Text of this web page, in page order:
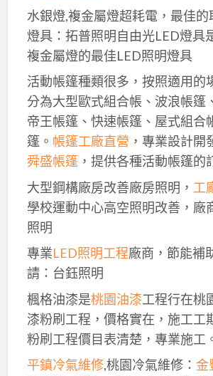
水銀燈,複金屬燈超耗電，最佳的
燈具：拓普照明自由光LED燈具
複金屬燈的最佳LED照明燈具
活動帳篷種類很多，按照適用的
分為大型歐式組合帳、波浪帳篷
帝王帳篷、快速帳篷、屋式組合
篷。 帳篷工廠直營 ，專業設計開
舜盛帳篷，提供各種活動帳篷的
大型鋼構廠房改善廠房照明， 工
學校運動中心高空照明改善，廠
照明
專業LED照明工程廠商，節能補
請：台鈺照明
楓格油漆是桃園油漆工程行在桃
漆粉刷工程，價格實在，施工工
粉刷工程價目表清楚，專業施工
平鎮冷氣維修,桃園冷氣維修： 金